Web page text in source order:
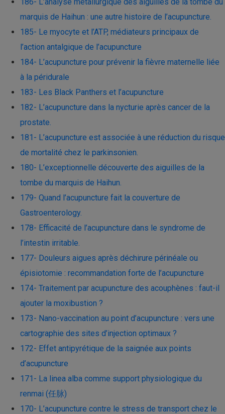
marquis de Haihun : une autre histoire de l’acupuncture.
185- Le myocyte et l’ATP, médiateurs principaux de
l’action antalgique de l’acupuncture
184- L’acupuncture pour prévenir la fièvre maternelle liée
à la péridurale
183- Les Black Panthers et l’acupuncture
182- L’acupuncture dans la nycturie après cancer de la
prostate.
181- L’acupuncture est associée à une réduction du risque
de mortalité chez le parkinsonien.
180- L’exceptionnelle découverte des aiguilles de la
tombe du marquis de Haihun.
179- Quand l’acupuncture fait la couverture de
Gastroenterology.
178- Efficacité de l’acupuncture dans le syndrome de
l’intestin irritable.
177- Douleurs aigues après déchirure périnéale ou
épisiotomie : recommandation forte de l’acupuncture
174- Traitement par acupuncture des acouphènes : faut-il
ajouter la moxibustion ?
173- Nano-vaccination au point d’acupuncture : vers une
cartographie des sites d’injection optimaux ?
172- Effet antipyrétique de la saignée aux points
d’acupuncture
171- La linea alba comme support physiologique du
renmai (任脉)
170- L’acupuncture contre le stress de transport chez le